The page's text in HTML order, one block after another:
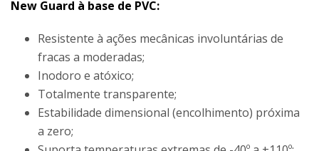
New Guard à base de PVC:
Resistente à ações mecânicas involuntárias de
fracas a moderadas;
Inodoro e atóxico;
Totalmente transparente;
Estabilidade dimensional (encolhimento) próxima
a zero;